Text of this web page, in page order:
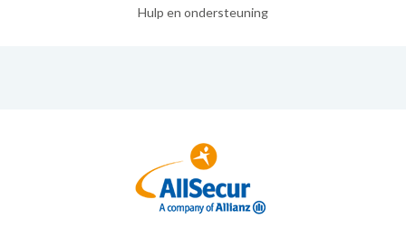
Hulp en ondersteuning